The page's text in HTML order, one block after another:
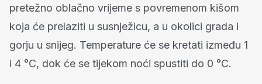
pretežno oblačno vrijeme s povremenom kišom
koja će prelaziti u susnježicu, a u okolici grada i
gorju u snijeg. Temperature će se kretati između 1
i 4 °C, dok će se tijekom noći spustiti do 0 °C.